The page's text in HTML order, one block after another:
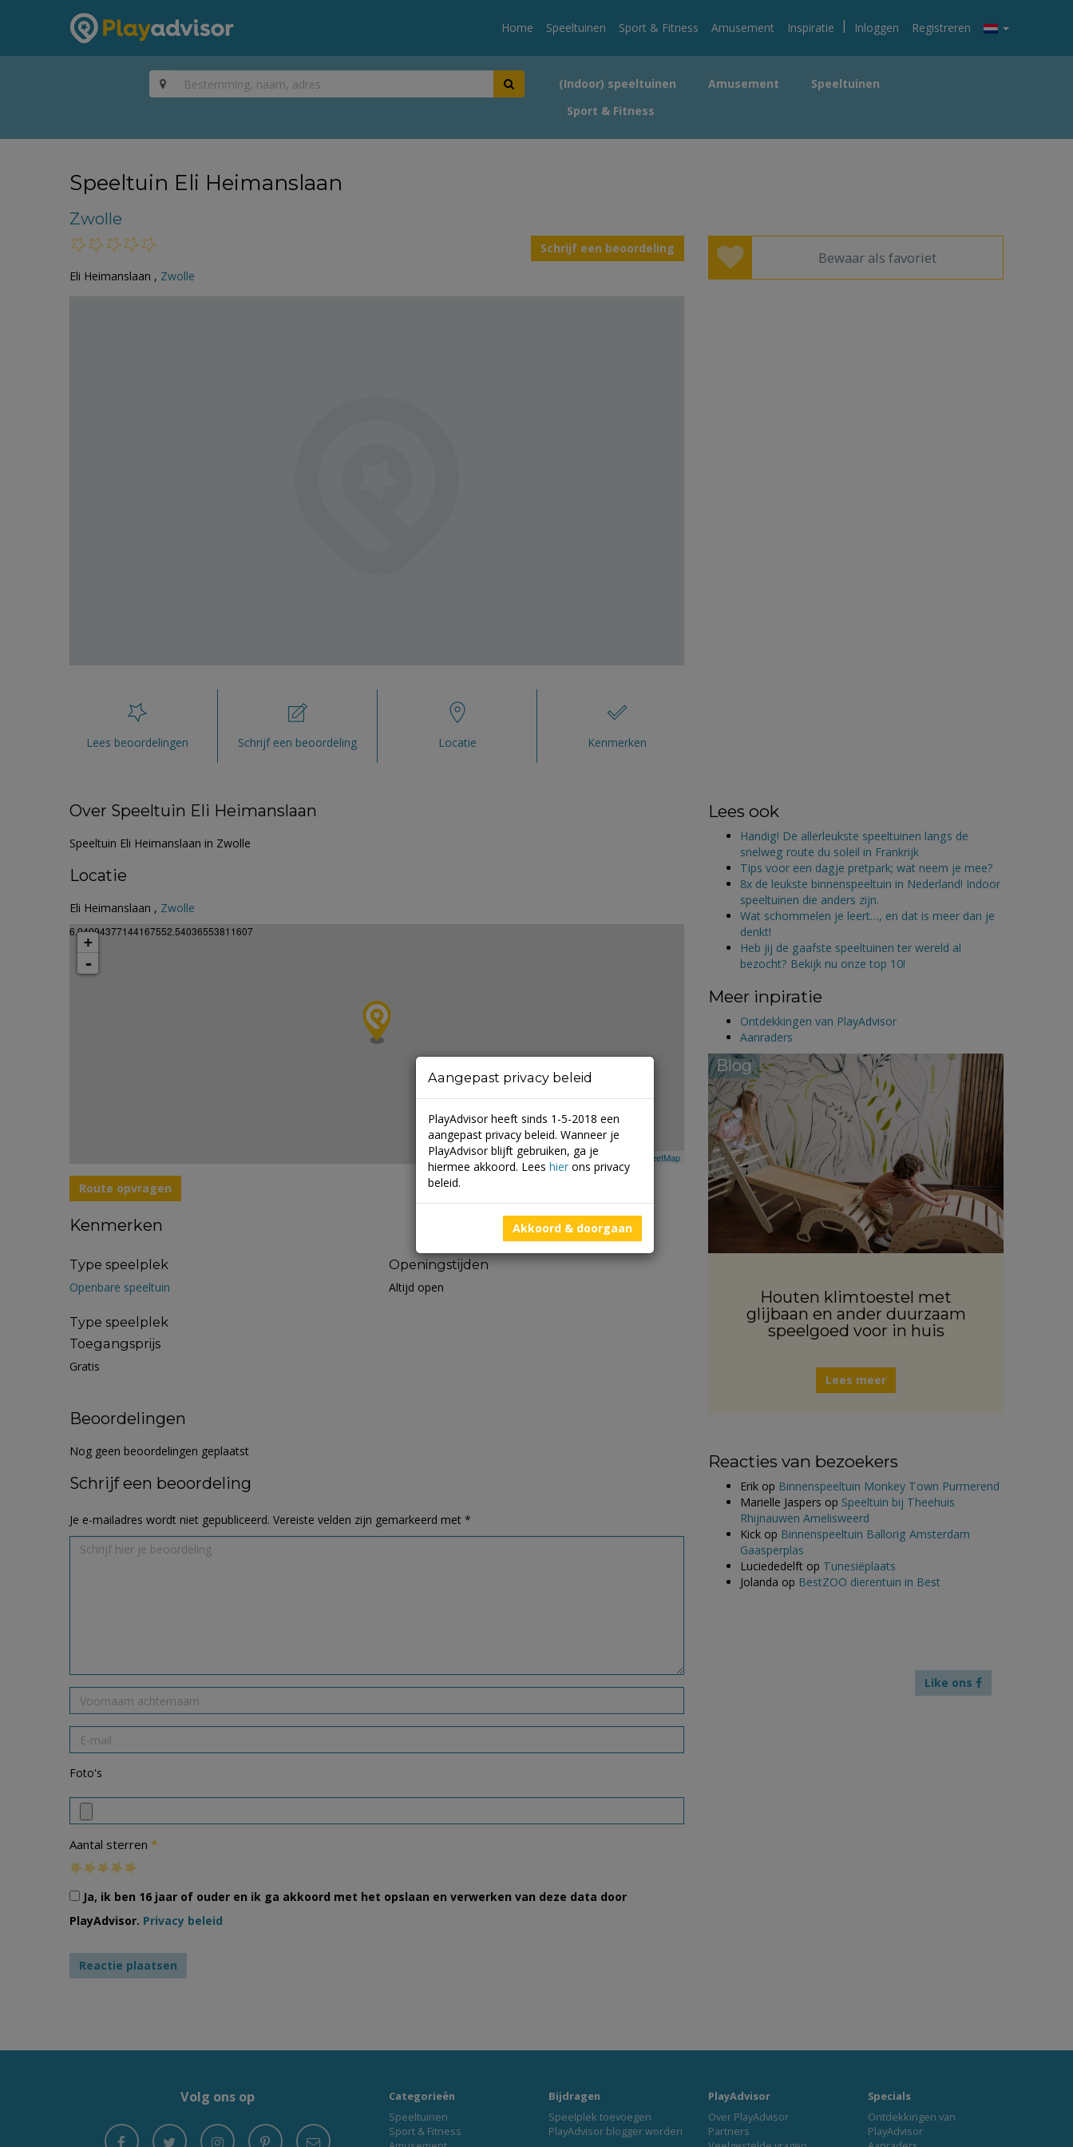
Home Speeltuinen Sport & Fitness Amusement Inspiratie | Inloggen Registreren
(Indoor) speeltuinen Amusement
Speeltuinen
Sport & Fitness
Speeltuin Eli Heimanslaan
Zwolle
Schrijf een beoordeling
Eli Heimanslaan , Zwolle
Bewaar als favoriet
Lees beoordelingen Schrijf een beoordeling Locatie Kenmerken
Over Speeltuin Eli Heimanslaan
Speeltuin Eli Heimanslaan in Zwolle
Locatie
Eli Heimanslaan , Zwolle
6.04094377144167552.54036553811607
+
-
Leaflet| ©Mapbox OpenStreetMap
Route opvragen
Kenmerken
Type speelplek
Openbare speeltuin
Type speelplek
Toegangsprijs
Gratis
Openingstijden
Altijd open
Beoordelingen
Nog geen beoordelingen geplaatst
Schrijf een beoordeling
Je e-mailadres wordt niet gepubliceerd. Vereiste velden zijn gemarkeerd met *
Foto's
Aantal sterren *
Ja, ik ben 16 jaar of ouder en ik ga akkoord met het opslaan en verwerken van deze data door
PlayAdvisor. Privacy beleid
Lees ook
Handig! De allerleukste speeltuinen langs de
snelweg route du soleil in Frankrijk
Tips voor een dagje pretpark; wat neem je mee?
8x de leukste binnenspeeltuin in Nederland! Indoor
speeltuinen die anders zijn.
Wat schommelen je leert…, en dat is meer dan je
denkt!
Heb jij de gaafste speeltuinen ter wereld al
bezocht? Bekijk nu onze top 10!
Meer inpiratie
Ontdekkingen van PlayAdvisor
Aanraders
Blog
Houten klimtoestel met
glijbaan en ander duurzaam
speelgoed voor in huis
Lees meer
Reacties van bezoekers
Erik op Binnenspeeltuin Monkey Town Purmerend
Marielle Jaspers op Speeltuin bij Theehuis
Rhijnauwen Amelisweerd
Kick op Binnenspeeltuin Ballorig Amsterdam
Gaasperplas
Luciededelft op Tunesiëplaats
Jolanda op BestZOO dierentuin in Best
Like ons
Volg ons op
Categorieën
Speeltuinen
Sport & Fitness
Bijdragen
Speelplek toevoegen
PlayAdvisor blogger worden
PlayAdvisor
Over PlayAdvisor
Partners
Specials
Ontdekkingen van
PlayAdvisor
Aangepast privacy beleid
PlayAdvisor heeft sinds 1-5-2018 een
aangepast privacy beleid. Wanneer je
PlayAdvisor blijft gebruiken, ga je
hiermee akkoord. Lees hier ons privacy
beleid.
Akkoord & doorgaan